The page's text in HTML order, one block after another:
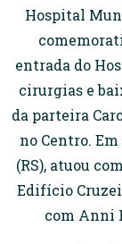
Hospital
entrada do
cirurgias e
da parteira
no Centro.
(RS), atuou
Edifício
com Anni